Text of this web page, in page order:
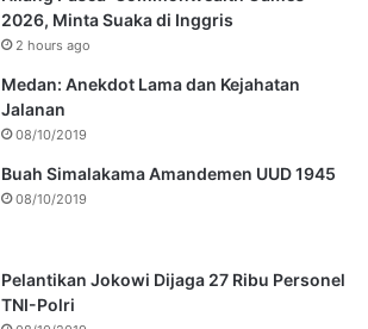
2026, Minta Suaka di Inggris
2 hours ago
Medan: Anekdot Lama dan Kejahatan
Jalanan
08/10/2019
Buah Simalakama Amandemen UUD 1945
08/10/2019
Pelantikan Jokowi Dijaga 27 Ribu Personel
TNI-Polri